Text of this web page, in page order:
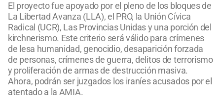
El proyecto fue apoyado por el pleno de los bloques de
La Libertad Avanza (LLA), el PRO, la Unión Cívica
Radical (UCR), Las Provincias Unidas y una porción del
kirchnerismo. Este criterio será válido para crímenes
de lesa humanidad, genocidio, desaparición forzada
de personas, crímenes de guerra, delitos de terrorismo
y proliferación de armas de destrucción masiva.
Ahora, podrán ser juzgados los iraníes acusados por el
atentado a la AMIA.